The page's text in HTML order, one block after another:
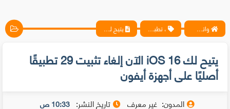
واتس آب ، فيسبوك ، أنترنت ، شروحات تقنية حصرية - المحترف ، تطبيقات يتيح لك iOS 16 الآن إلغاء تثبيت 29 تطبيقًا أصليًا على أجهزة أيفون
يتيح لك iOS 16 الآن إلغاء تثبيت 29 تطبيقًا
أصليًا على أجهزة أيفون
المدون: غير معرف تاريخ النشر: 10:33 ص